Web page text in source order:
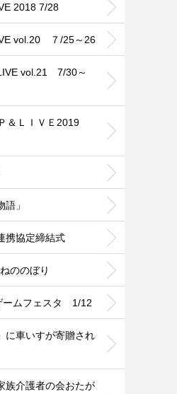
2018 7/28
vol.20 ７/25～26
vol.21 7/30～
＆ＬＩＶＥ2019
」
携協定締結式
ののぼり
ームフェスタ 1/12
に車いすが寄贈され
族介護者の会おたが